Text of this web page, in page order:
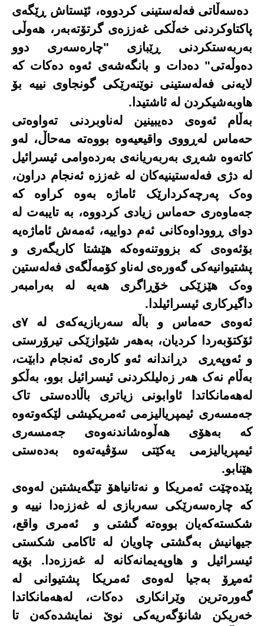
دەسەڵاتی فەلەستینی کردووە، ئێستاش ڕێگەی
پاکتاوکردنی خەڵکی غەززەی گرتۆتەبەر، هەوڵی
بەربەستکردنی ڕێبازی "چارەسەری دوو
دەوڵەتی" دەدات و بانگەشەی ئەوە دەکات کە
لایەنی فەلەستینی نوێنەرێکی گونجاوی نییە بۆ
هاوبەشیکردن لە ئاشتیدا .
بەڵام ئەوەی دەیبینین لەناوبردنی تەواوەتی
حەماس لەڕووی واقیعیەوە بووەتە مەحاڵ، لەو
کاتەوە شەڕی بەربەریانەی بەردەوامی ئیسرائیل
لە دژی فەلەستینیەکان لە غەززە ئەنجام دراون،
وەک پەرچەکردارێک ئاماژە بەوە کراوە کە
جەماوەری حەماس زیادی کردووە، بە تایبەت لە
دوای ڕووداوەکانی ئەم دواییە، ئەمەش ئاماژەیە
بۆئەوەی کە بزووتنەوەکە هێشتا کاریگەری و
پشتیوانیەکی گەورەی لەناو کۆمەڵگەی فەلەستین
وەک هێزێکی خۆڕاگری هەیە لە بەرامبەر
داگیرکاری ئیسرائیلدا .
ئەوەی حەماس و باڵە سەربازیەکەی لە ٧ی
ئۆکتۆبەردا کردیان، بەهەر شێوازێکی تیرۆرستی
و ئەوپەڕی
دڕاندانە ئەو کارەی ئەنجام دابێت،
بەڵام نەک هەر زەلیلکردنی ئیسرائیل بوو، بەڵکو
لەهەمانکاتدا ئاوابونی زیاتری باڵادەستی تاک
جەمسەری ئیمپریالیزمی ئەمریکیشی لێکەوتەوە
کە بەهۆی هەڵوەشاندنەوەی جەمسەری
ئیمپریالیزمی یەکێتی سۆڤیەتەوە بەدەستی
هێنابو.
پێدەچێت ئەمریکا و نەتانیاهۆ تێگەیشتبن لەوەی
کە چارەسەرێکی سەربازی لە غەززەدا نییە و
شکستەکەیان بووەتە گشتی و
ئەمری واقع،
جیهانیش بەگشتی چاویان لە ئاکامی شکستی
ئیسرائیل و هاوپەیمانەکانە لە غەززەدا. بۆیە
ئەمڕۆ بەجیا لەوەی ئەمریکا پشتیوانی لە
گەورەترین وێرانکاری دەکات، لەهەمانکاتدا
خەریکن شانۆگەریەکی نوێ نمایشدەکەن تا